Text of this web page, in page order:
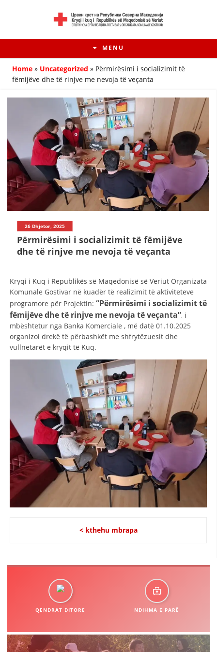
MENU
HISTORIA E LËVIZJES
HISTORIA E KRYQIT TË KUQ
STRUKTURA E ORGANIZATËS
KONTAKT INFORMACIONE
LIGJI I KRYQIT TË KUQ
BORDI DREJTUES
KUVENDI
NIVELI I STRUKTURËS ORGANIZATIVE
DISEMINIMI
DREJTA NDERKOMBETARE HUMANITARE
PROMOVIMI I VLERAVE HUMANE
PËRDORIMIN DHE MBROJTJEN E STEMËS
SOCIALO-HUMANITARE
HULUMTIMI I OPINIONIT PUBLIK
Home » Uncategorized » Përmirësimi i socializimit të
fëmijëve dhe të rinjve me nevoja të veçanta
26 Dhjetor, 2025
Përmirësimi i socializimit të fëmijëve
dhe të rinjve me nevoja të veçanta
Kryqi i Kuq i Republikës së Maqedonisë së Veriut Organizata
Komunale Gostivar në kuadër të realizimit të aktiviteteve
programore për Projektin: “Përmirësimi i socializimit të
fëmijëve dhe të rinjve me nevoja të veçanta”, i
mbështetur nga Banka Komerciale , më datë 01.10.2025
organizoi drekë të përbashkët me shfrytëzuesit dhe
vullnetarët e kryqit të Kuq.
< kthehu mbrapa
QENDRAT DITORE NDIHMA E PARË